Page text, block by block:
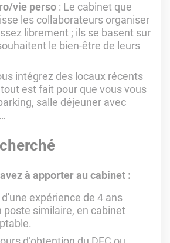
vie perso : Le cabinet que
les collaborateurs organiser
librement ; ils se basent sur
le bien-être de leurs
intégrez des locaux récents
est fait pour que vous vous
salle déjeuner avec
à apporter au cabinet :
expérience de 4 ans
poste similaire, en cabinet